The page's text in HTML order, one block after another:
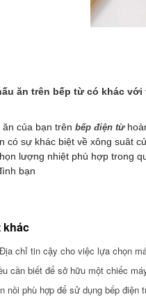
ăn trên bếp từ có khác
ăn của bạn trên bếp điện từ
có sự khác biệt về xông suât
lượng nhiệt phù hợp trong
bạn
khác
chỉ tin cậy cho việc lựa chọn
cần biết để sở hữu một chiếc
nồi phù hợp để sử dụng bếp điện